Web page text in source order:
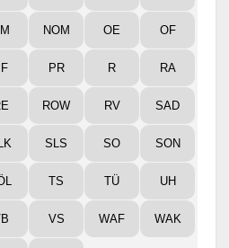
NOM OE OF
PR R RA
ROW RV SAD
SLS SO SON
TS TÜ UH
VS WAF WAK